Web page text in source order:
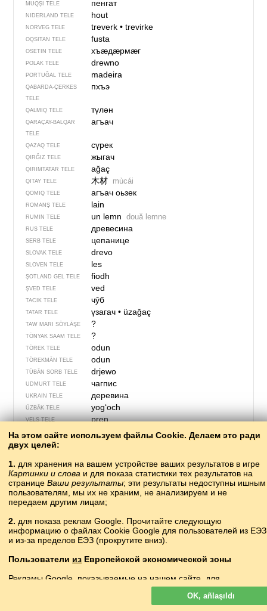
MUQŞI TELE пенгат
NIDERLAND TELE hout
NORVEG TELE treverk• trevirke
OQSITAN TELE fusta
OSETIN TELE хъӕдӕрмӕг
POLAK TELE drewno
PORTUĞAL TELE madeira
QABARDA-ÇERKES
TELE
пхъэ
QALMIQ TELE түлән
QARAÇAY-BALQAR
TELE
агъач
QAZAQ TELE сүрек
QIRĞIZ TELE жыгач
QIRIMTATAR TELE ağaç
QITAY TELE 木材 mùcái
QOMIQ TELE агъач оьзек
ROMANŞ TELE lain
RUMIN TELE un lemn două lemne
RUS TELE древесина
SERB TELE цепанице
SLOVAK TELE drevo
SLOVEN TELE les
ŞOTLAND GEL TELE fiodh
ŞVED TELE ved
TACIK TELE чӯб
TATAR TELE үзагач• üzağaç
TAW MARI SÖYLÄŞE ?
TÖNYAK SAAM TELE ?
TÖREK TELE odun
TÖREKMÄN TELE odun
TÜBÄN SORB TELE drjewo
UDMURT TELE чагпис
UKRAIN TELE деревина
ÜZBÄK TELE yogʻoch
VELS TELE pren
VILAMOV TELE
VYET TELE
YAPON TELE 木材 もくざい
YAQUT TELE оттор мас
YUĞARI SORB TELE drjewo
На этом сайте используем файлы Cookie. Делаем это ради
двух целей:
1. для хранения на вашем устройстве ваших результатов в игре
Картинки и слова и для показа статистики тех результатов на
странице Ваши результаты; эти результаты недоступны ишным
пользователям, мы их не храним, не анализируем и не
передаем другим лицам;
2. для показа реклам Google. Прочитайте следующую
информацию о файлах Cookie Google для пользователей из ЕЭЗ
и из-за пределов ЕЭЗ (прокрутите вниз).
Пользователи из Европейской экономической зоны
Рекламы Google, показываемые на нашем сайте, для
персонализируются. В такой рекламе
файлы cookie не используются для персонализации объявлений,
но служат для ограничения частоты показов, подготовки сводных
OK, añlaşıldı